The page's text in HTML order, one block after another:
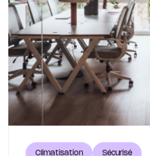
Climatisation Sécurisé